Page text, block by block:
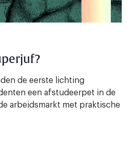
de eerste lichting
een afstudeerpet in de
arbeidsmarkt met praktische